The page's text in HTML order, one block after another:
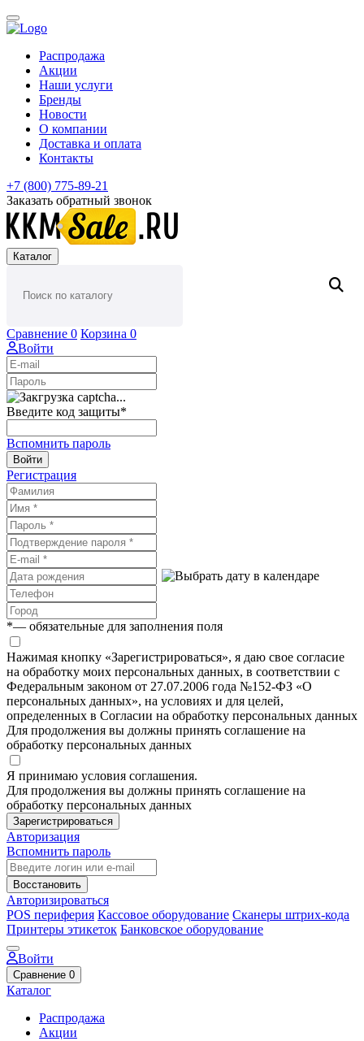
Распродажа
Акции
Наши услуги
Бренды
Новости
О компании
Доставка и оплата
Контакты
+7 (800) 775-89-21
Заказать обратный звонок
Каталог
Сравнение 0 Корзина 0
Войти
Введите код защиты*
Вспомнить пароль
Войти
Регистрация
*— обязательные для заполнения поля
Нажимая кнопку «Зарегистрироваться», я даю свое согласие
на обработку моих персональных данных, в соответствии с
Федеральным законом от 27.07.2006 года №152-ФЗ «О
персональных данных», на условиях и для целей,
определенных в Согласии на обработку персональных данных
Для продолжения вы должны принять соглашение на
обработку персональных данных
Я принимаю условия соглашения.
Для продолжения вы должны принять соглашение на
обработку персональных данных
Зарегистрироваться
Авторизация
Вспомнить пароль
Восстановить
Авторизироваться
POS периферия Кассовое оборудование Сканеры штрих-кода
Принтеры этикеток Банковское оборудование
Войти
Сравнение 0
Каталог
Распродажа
Акции